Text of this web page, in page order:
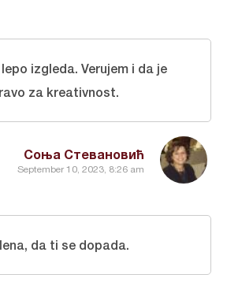
Соња Стевановић
September 10, 2023, 8:26 am
izgleda. Verujem i da je
za kreativnost.
da ti se dopada.